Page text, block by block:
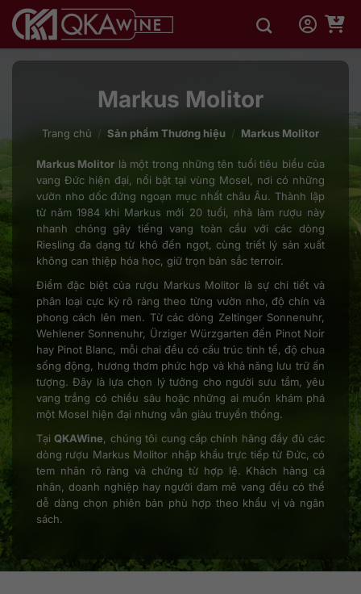
qua
dung
Markus Molitor
Trang chủ / Sản phẩm Thương hiệu / Markus Molitor
Markus Molitor là một trong những tên tuổi tiêu biểu của
vang Đức hiện đại, nổi bật tại vùng Mosel, nơi có những
vườn nho dốc đứng ngoạn mục nhất châu Âu. Thành lập
từ năm 1984 khi Markus mới 20 tuổi, nhà làm rượu này
nhanh chóng gây tiếng vang toàn cầu với các dòng
Riesling đa dạng từ khô đến ngọt, cùng triết lý sản xuất
không can thiệp hóa học, giữ trọn bản sắc terroir.
Điểm đặc biệt của rượu Markus Molitor là sự chi tiết và
phân loại cực kỳ rõ ràng theo từng vườn nho, độ chín và
phong cách lên men. Từ các dòng Zeltinger Sonnenuhr,
Wehlener Sonnenuhr, Ürziger Würzgarten đến Pinot Noir
hay Pinot Blanc, mỗi chai đều có cấu trúc tinh tế, độ chua
sống động, hương thơm phức hợp và khả năng lưu trữ ấn
tượng. Đây là lựa chọn lý tưởng cho người sưu tầm, yêu
vang trắng có chiều sâu hoặc những ai muốn khám phá
một Mosel hiện đại nhưng vẫn giàu truyền thống.
TạiQKAWine, chúng tôi cung cấp chính hãng đầy đủ các
dòng rượu Markus Molitor nhập khẩu trực tiếp từ Đức, có
tem nhãn rõ ràng và chứng từ hợp lệ. Khách hàng cá
nhân, doanh nghiệp hay người đam mê vang đều có thể
dễ dàng chọn phiên bản phù hợp theo khẩu vị và ngân
sách.